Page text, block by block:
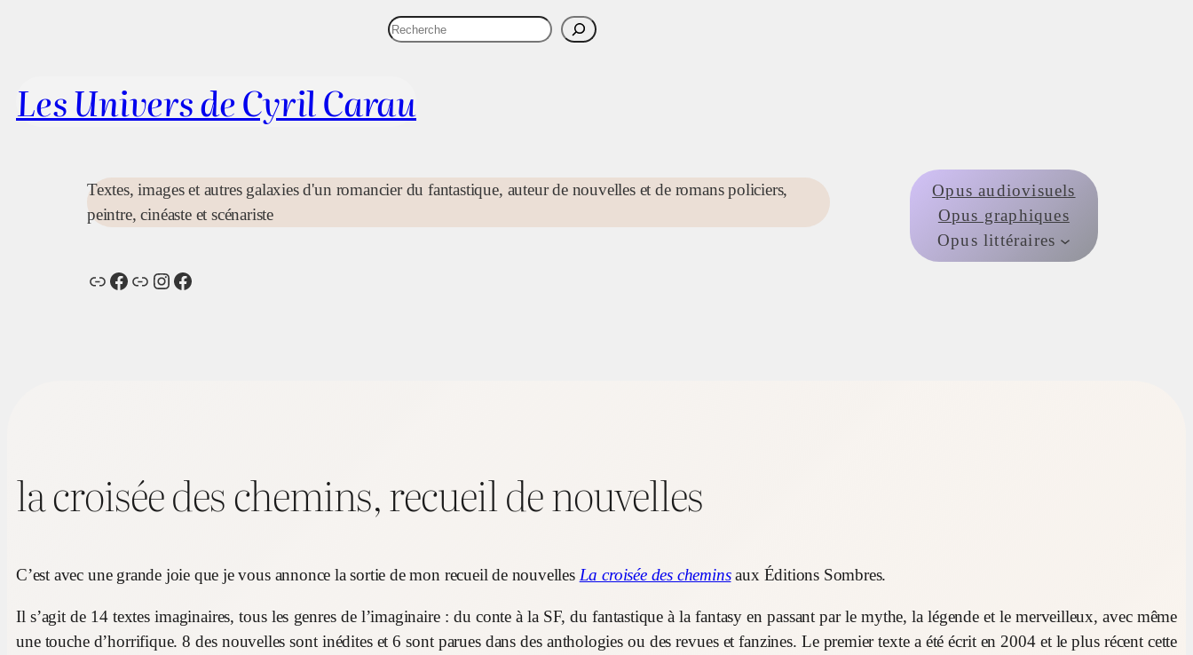
R
h
e
c
h
e
Les Univers de Cyril Carau
Textes, images et autres galaxies d'un romancier du fantastique, auteur de nouvelles et de romans policiers,
peintre, cinéaste et scénariste
Lien Facebook Lien Instagram Facebook
Opus audiovisuels
Opus graphiques
Opus littéraires
la croisée des chemins, recueil de nouvelles
C’est avec une grande joie que je vous annonce la sortie de mon recueil de nouvelles La croisée des cheminsaux Éditions Sombres.
Il s’agit de 14 textes imaginaires, tous les genres de l’imaginaire : du conte à la SF, du fantastique à la fantasy en passant par le mythe, la légende et le merveilleux, avec même
une touche d’horrifique. 8 des nouvelles sont inédites et 6 sont parues dans des anthologies ou des revues et fanzines. Le premier texte a été écrit en 2004 et le plus récent cette